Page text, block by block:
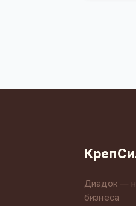
Диадок —
бизнеса